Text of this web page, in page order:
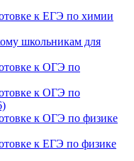
к ЕГЭ по химии
школьникам для
к ОГЭ по
к ОГЭ по
к ОГЭ по физике
к ЕГЭ по физике